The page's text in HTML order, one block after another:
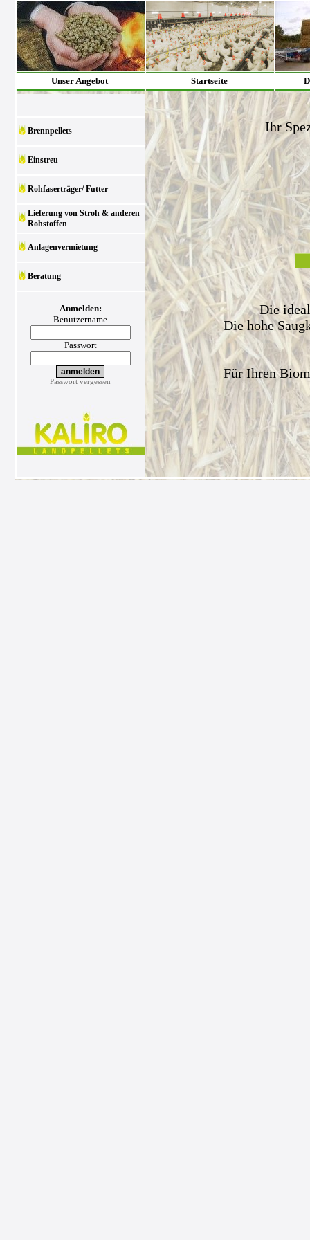
Unser Angebot Startseite
Brennpellets
Einstreu
Rohfaserträger/ Futter
Lieferung von Stroh & anderen
Rohstoffen
Anlagenvermietung
Beratung
Anmelden:
Benutzername
Passwort
Passwort vergessen
Ihr
Die
Die hohe
Für Ihren